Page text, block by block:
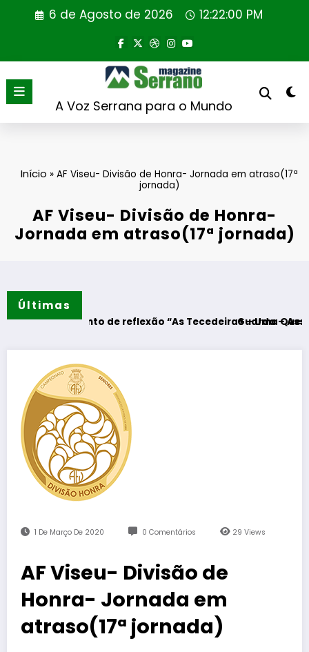
6 de Agosto de 2026 12:22:00 PM
A Voz Serrana para o Mundo
Início » AF Viseu- Divisão de Honra- Jornada em atraso(17ª
jornada)
AF Viseu- Divisão de Honra-
Jornada em atraso(17ª jornada)
Últimas
de reflexão “As Tecedeiras – Uma Questão de
Guarda – Assinatura
1 De Março De 2020 0 Comentários 29Views
AF Viseu- Divisão de
Honra- Jornada em
atraso(17ª jornada)